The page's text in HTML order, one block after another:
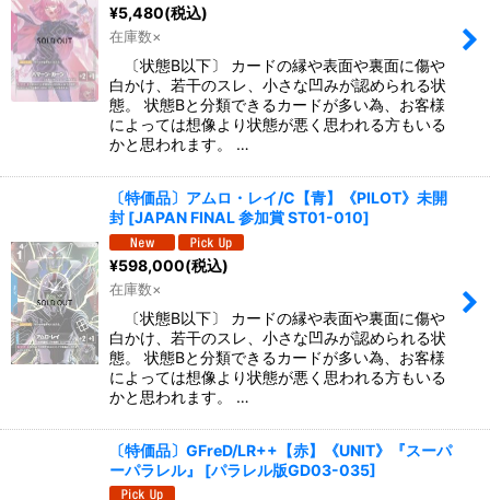
¥5,480(税込)
在庫数×
〔状態B以下〕 カードの縁や表面や裏面に傷や
白かけ、若干のスレ、小さな凹みが認められる状
態。 状態Bと分類できるカードが多い為、お客様
によっては想像より状態が悪く思われる方もいる
かと思われます。 …
〔特価品〕アムロ・レイ/C【青】《PILOT》未開
封 [JAPAN FINAL 参加賞 ST01-010]
¥598,000(税込)
在庫数×
〔状態B以下〕 カードの縁や表面や裏面に傷や
白かけ、若干のスレ、小さな凹みが認められる状
態。 状態Bと分類できるカードが多い為、お客様
によっては想像より状態が悪く思われる方もいる
かと思われます。 …
〔特価品〕GFreD/LR++【赤】《UNIT》『スーパ
ーパラレル』
[パラレル版GD03-035]